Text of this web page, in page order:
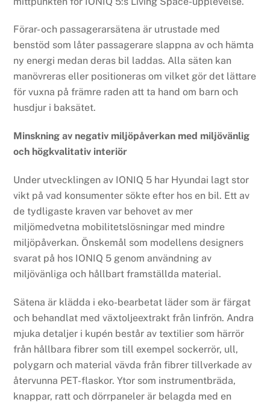
Förar- och passagerarsätena är utrustade med
benstöd som låter passagerare slappna av och hämta
ny energi medan deras bil laddas. Alla säten kan
manövreras eller positioneras om vilket gör det lättare
för vuxna på främre raden att ta hand om barn och
husdjur i baksätet.
Minskning av negativ miljöpåverkan med miljövänlig
och högkvalitativ interiör
Under utvecklingen av IONIQ 5 har Hyundai lagt stor
vikt på vad konsumenter sökte efter hos en bil. Ett av
de tydligaste kraven var behovet av mer
miljömedvetna mobilitetslösningar med mindre
miljöpåverkan. Önskemål som modellens designers
svarat på hos IONIQ 5 genom användning av
miljövänliga och hållbart framställda material.
Sätena är klädda i eko-bearbetat läder som är färgat
och behandlat med växtoljeextrakt från linfrön. Andra
mjuka detaljer i kupén består av textilier som härrör
från hållbara fibrer som till exempel sockerrör, ull,
polygarn och material vävda från fibrer tillverkade av
återvunna PET-flaskor. Ytor som instrumentbräda,
knappar, ratt och dörrpaneler är belagda med en